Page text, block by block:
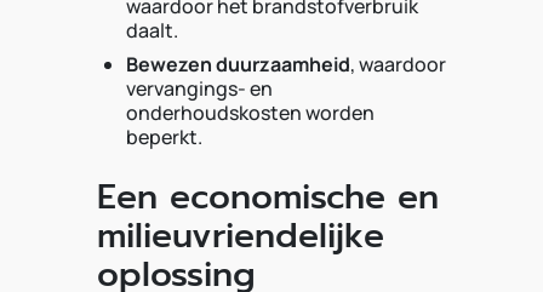
waardoor het brandstofverbruik
daalt.
Bewezen duurzaamheid, waardoor
vervangings- en
onderhoudskosten worden
beperkt.
Een economische en
milieuvriendelijke
oplossing